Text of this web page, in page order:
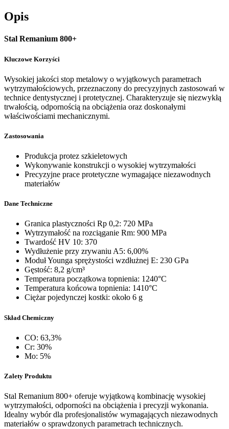
Opis
Stal Remanium 800+
Kluczowe Korzyści
Wysokiej jakości stop metalowy o wyjątkowych parametrach
wytrzymałościowych, przeznaczony do precyzyjnych zastosowań w
technice dentystycznej i protetycznej. Charakteryzuje się niezwykłą
trwałością, odpornością na obciążenia oraz doskonałymi
właściwościami mechanicznymi.
Zastosowania
Produkcja protez szkieletowych
Wykonywanie konstrukcji o wysokiej wytrzymałości
Precyzyjne prace protetyczne wymagające niezawodnych
materiałów
Dane Techniczne
Granica plastyczności Rp 0,2: 720 MPa
Wytrzymałość na rozciąganie Rm: 900 MPa
Twardość HV 10: 370
Wydłużenie przy zrywaniu A5: 6,00%
Moduł Younga sprężystości wzdłużnej E: 230 GPa
Gęstość: 8,2 g/cm³
Temperatura początkowa topnienia: 1240°C
Temperatura końcowa topnienia: 1410°C
Ciężar pojedynczej kostki: około 6 g
Skład Chemiczny
CO: 63,3%
Cr: 30%
Mo: 5%
Zalety Produktu
Stal Remanium 800+ oferuje wyjątkową kombinację wysokiej
wytrzymałości, odporności na obciążenia i precyzji wykonania.
Idealny wybór dla profesjonalistów wymagających niezawodnych
materiałów o sprawdzonych parametrach technicznych.